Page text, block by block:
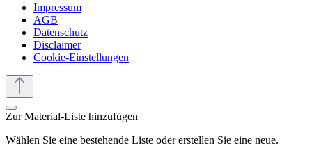
Impressum
AGB
Datenschutz
Disclaimer
Cookie-Einstellungen
Zur Material-Liste hinzufügen
Wählen Sie eine bestehende Liste oder erstellen Sie eine neue.